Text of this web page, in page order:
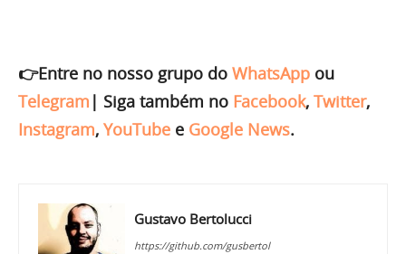
👉Entre no nosso grupo do WhatsApp ou
Telegram | Siga também no Facebook, Twitter,
Instagram, YouTube e Google News.
Gustavo Bertolucci
https://github.com/gusbertol